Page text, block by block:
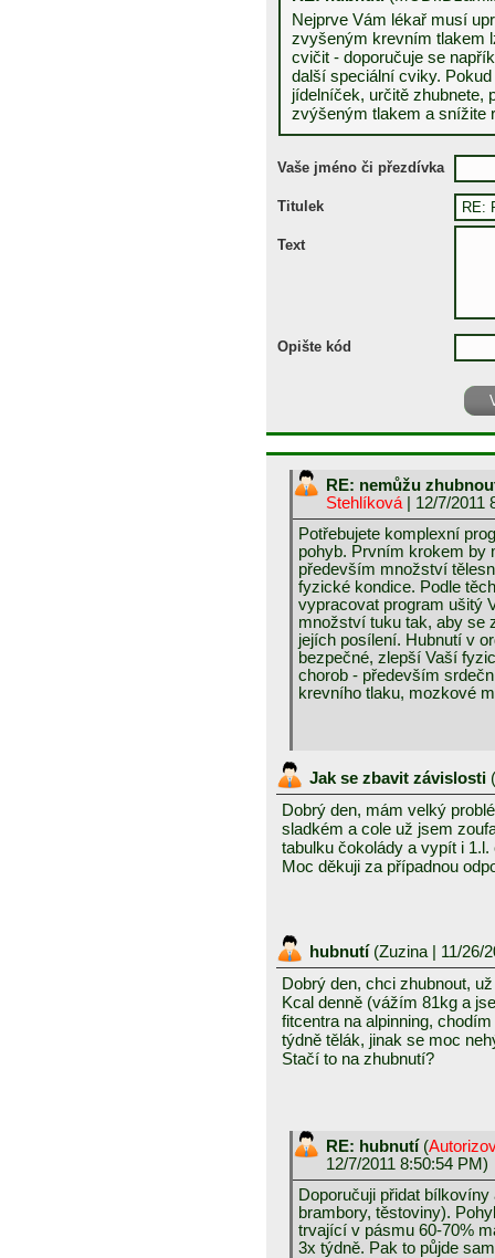
Nejprve Vám lékař musí
zvyšeným krevním tlakem
cvičit - doporučuje se
další speciální cviky.
jídelníček, určitě zhubnete,
zvýšeným tlakem a snížite
Vaše jméno či přezdívka
Titulek
Text
Opište kód
RE: nemůžu
Stehlíková | 12/7/2011
Potřebujete komplexní
pohyb. Prvním krokem by
především množství
fyzické kondice. Podle
vypracovat program ušitý
množství tuku tak, aby se
jejích posílení. Hubnutí v
bezpečné, zlepší Vaší
chorob - především
krevního tlaku, mozkové
Jak se zbavit závislosti (
Dobrý den, mám velký
sladkém a cole už jsem
tabulku čokolády a vypít i
Moc děkuji za případnou
hubnutí (Zuzina | 11/26/
Dobrý den, chci zhubnout,
Kcal denně (vážím 81kg a
fitcentra na alpinning,
týdně tělák, jinak se moc
Stačí to na zhubnutí?
RE: hubnutí (
12/7/2011 8:50:54 PM)
Doporučuji přidat
brambory, těstoviny).
trvající v pásmu 60-70%
3x týdně. Pak to půjde